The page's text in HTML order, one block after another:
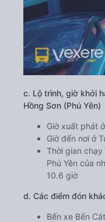
c. Lộ trình, giờ khởi
Hồng Sơn (Phú Yên)
Giờ xuất phát
Giờ đến nơi ở
Thời gian
Phú Yên của
10.6 giờ
d. Các điểm đón
Bến xe Bến Cát